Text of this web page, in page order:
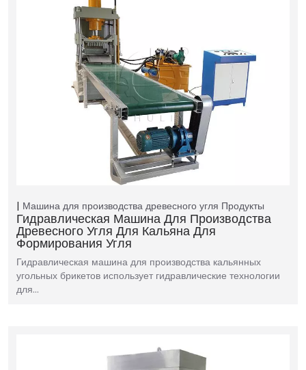
Машина для производства древесного угля Продукты
Гидравлическая Машина Для Производства
Древесного Угля Для Кальяна Для
Формирования Угля
Гидравлическая машина для производства кальянных
угольных брикетов использует гидравлические технологии
для…